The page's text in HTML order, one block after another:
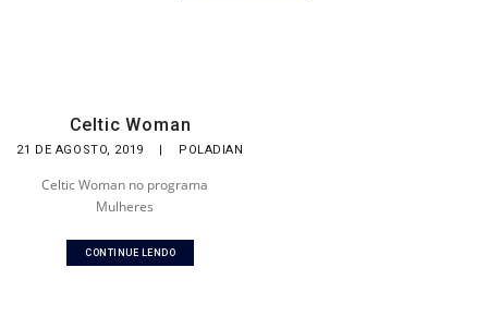
Celtic Woman
21 DE AGOSTO, 2019 | POLADIAN
Celtic Woman no programa
Mulheres
CONTINUE LENDO